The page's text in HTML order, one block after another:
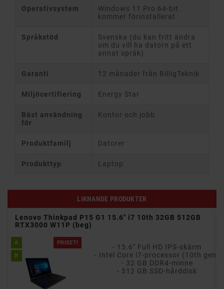
Operativsystem
Windows 11 Pro 64-bit
kommer förinstallerat
Språkstöd
Svenska (du kan fritt ändra
om du vill ha datorn på ett
annat språk)
Garanti 12 månader från BilligTeknik
Miljöcertifiering Energy Star
Bäst användning
för
Kontor och jobb
Produktfamilj Datorer
Produkttyp Laptop
LIKNANDE PRODUKTER
- 15.6" Full HD pekskärm med multi-touch
Lenovo Thinkpad P15 G1 15.6" i7 10th 32GB 512GB
RTX3000 W11P (beg)
PRISET!
A
B
- 15.6" Full HD IPS-skärm
- Intel Core i7-processor (10th gen)
- 32 GB DDR4-minne
- 512 GB SSD-hårddisk